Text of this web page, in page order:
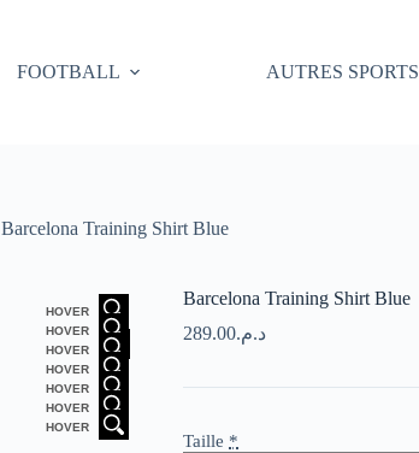
FOOTBALL AUTRES SPORTS
Barcelona Training Shirt Blue
HOVER
HOVER
HOVER
HOVER
HOVER
HOVER
HOVER
Barcelona Training Shirt Blue
د.م.289.00
Taille *